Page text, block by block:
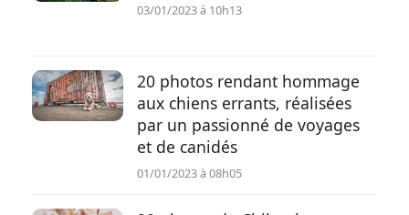
03/01/2023 à 10h13
20 photos rendant hommage
aux chiens errants, réalisées
par un passionné de voyages
et de canidés
01/01/2023 à 08h05